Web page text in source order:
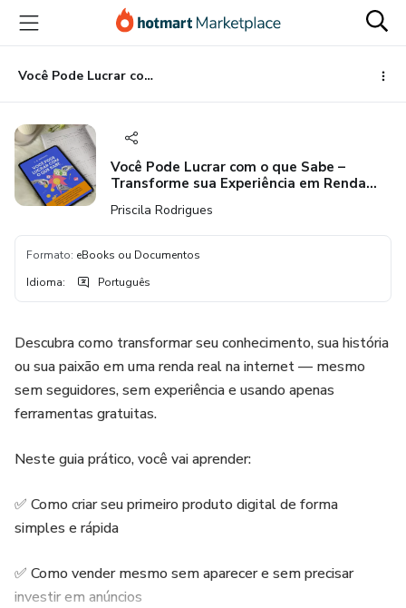
para
conteúdo
principal
para
pagamento
para
rodapé
Você Pode Lucrar com o que Sabe – Transforme sua Experiência em Renda Online
Você Pode Lucrar com o que Sabe –
Transforme sua Experiência em Renda
Priscila Rodrigues
Formato: eBooks ou Documentos
Idioma: Português
Descubra como transformar seu conhecimento, sua história
ou sua paixão em uma renda real na internet — mesmo
sem seguidores, sem experiência e usando apenas
ferramentas gratuitas.
Neste guia prático, você vai aprender:
✅ Como criar seu primeiro produto digital de forma
simples e rápida
✅ Como vender mesmo sem aparecer e sem precisar
investir em anúncios